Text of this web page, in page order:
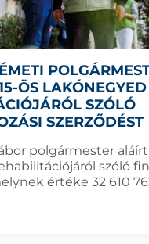
ÖS LAKÓNEGYED
SZÓLÓ
SZERZŐDÉST
polgármester
szóló
értéke 32 610